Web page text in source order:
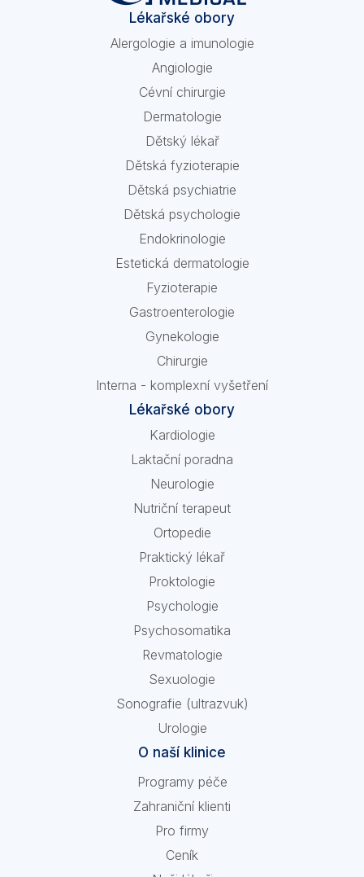
Lékařské obory
Alergologie a imunologie
Angiologie
Cévní chirurgie
Dermatologie
Dětský lékař
Dětská fyzioterapie
Dětská psychiatrie
Dětská psychologie
Endokrinologie
Estetická dermatologie
Fyzioterapie
Gastroenterologie
Gynekologie
Chirurgie
Interna - komplexní vyšetření
Lékařské obory
Kardiologie
Laktační poradna
Neurologie
Nutriční terapeut
Ortopedie
Praktický lékař
Proktologie
Psychologie
Psychosomatika
Revmatologie
Sexuologie
Sonografie (ultrazvuk)
Urologie
O naší klinice
Programy péče
Zahraniční klienti
Pro firmy
Ceník